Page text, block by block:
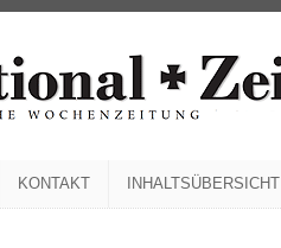
KONTAKT INHALTSÜBERSICHT